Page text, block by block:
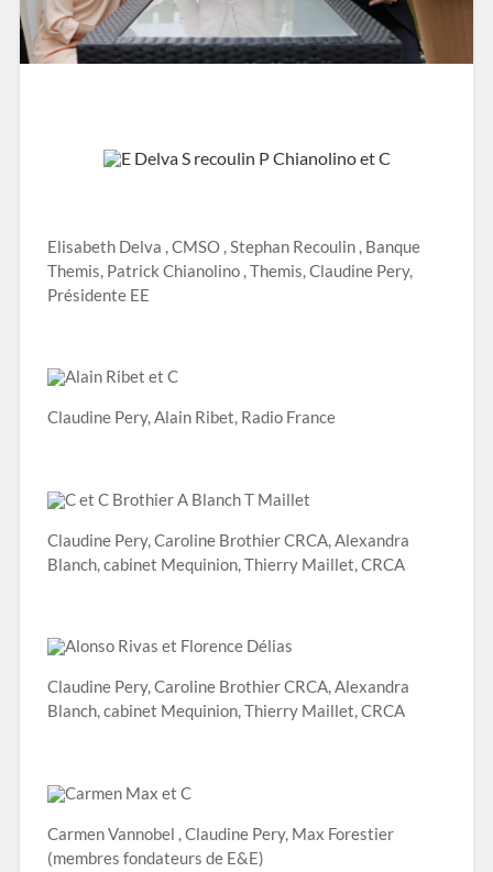
Elisabeth Delva , CMSO , Stephan Recoulin , Banque
Themis, Patrick Chianolino , Themis, Claudine Pery,
Présidente EE
Claudine Pery, Alain Ribet, Radio France
Claudine Pery, Caroline Brothier CRCA, Alexandra
Blanch, cabinet Mequinion, Thierry Maillet, CRCA
Claudine Pery, Caroline Brothier CRCA, Alexandra
Blanch, cabinet Mequinion, Thierry Maillet, CRCA
Carmen Vannobel , Claudine Pery, Max Forestier
(membres fondateurs de E&E)